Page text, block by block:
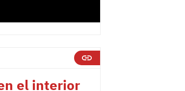
el interior